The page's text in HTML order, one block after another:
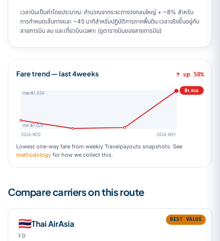
เวลาบินเป็นค่าโดยประมาณ: คำนวณจากระยะทางวงกลมใหญ่ + ~8% สำหรับ
การกำหนดเส้นทางและ ~45 นาทีสำหรับปฏิบัติการภาคพื้นดิน เวลาจริงขึ้นอยู่กับ
สายการบิน ลม และเที่ยวบินเฉพาะ (ดูตารางบินของสายการบิน)
Fare trend — last 4weeks ↑ up 58%
฿1,924
max ฿1,924
min ฿1,029
2026-W20
2026-W31
Lowest one-way fare from weekly Travelpayouts snapshots. See
methodology for how we collect this.
Compare carriers on this route
BEST VALUE
🇹🇭Thai AirAsia
FD